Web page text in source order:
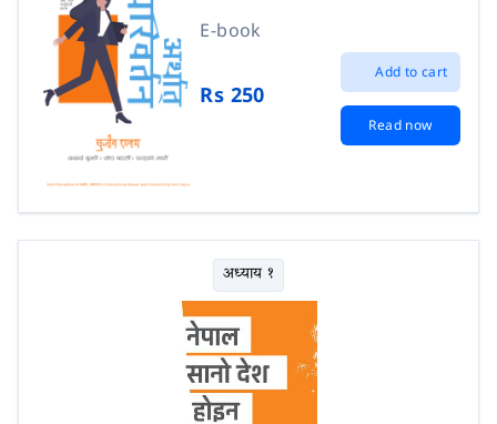
E-book
Rs 250
Add to cart
Read now
अध्याय १